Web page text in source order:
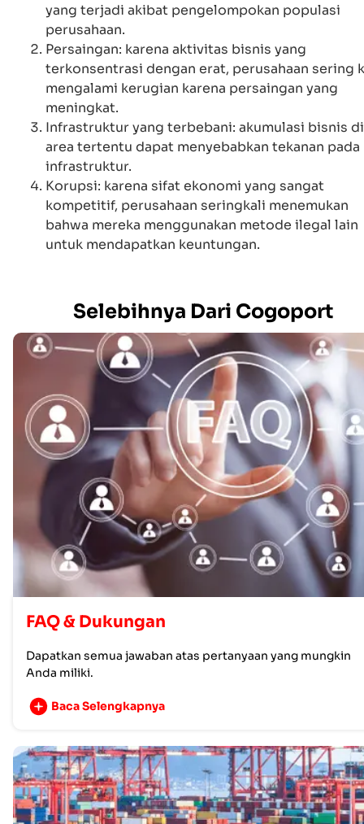
yang terjadi akibat pengelompokan populasi
perusahaan.
Persaingan: karena aktivitas bisnis yang
terkonsentrasi dengan erat, perusahaan sering
mengalami kerugian karena persaingan yang
meningkat.
Infrastruktur yang terbebani: akumulasi bisnis di
area tertentu dapat menyebabkan tekanan pada
infrastruktur.
Korupsi: karena sifat ekonomi yang sangat
kompetitif, perusahaan seringkali menemukan
bahwa mereka menggunakan metode ilegal lain
untuk mendapatkan keuntungan.
Selebihnya Dari Cogoport
FAQ & Dukungan
Dapatkan semua jawaban atas pertanyaan yang mungkin
Anda miliki.
Baca Selengkapnya